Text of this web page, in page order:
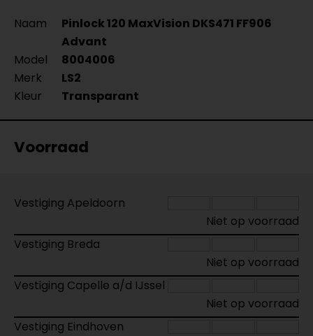
Naam
Pinlock 120 MaxVision DKS471 FF906
Advant
Model
8004006
Merk
LS2
Kleur
Transparant
Voorraad
Vestiging Apeldoorn
Niet op voorraad
Vestiging Breda
Niet op voorraad
Vestiging Capelle a/d IJssel
Niet op voorraad
Vestiging Eindhoven